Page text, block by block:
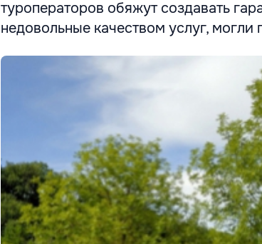
туроператоров обяжут создавать
недовольные качеством услуг, могли